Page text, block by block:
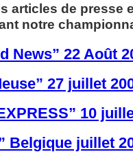
articles de presse
notre
News” 22 Août
27 juillet
10
Belgique juillet